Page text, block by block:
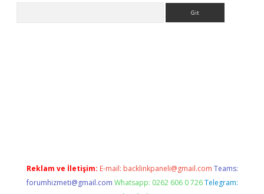
Reklam ve İletişim: E-mail: backlinkpaneli@gmail.com Teams:
forumhizmeti@gmail.com Whatsapp: 0262 606 0 726 Telegram: